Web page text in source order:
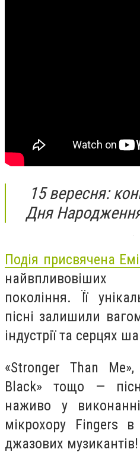
15 вересня:
Дня
Подія присвячена
найвпливовіших
покоління. Її
пісні залишили
індустрії та серцях
«Stronger Than
Black» тощо —
наживо у
мікрохору Fingers в
джазових музикантів!